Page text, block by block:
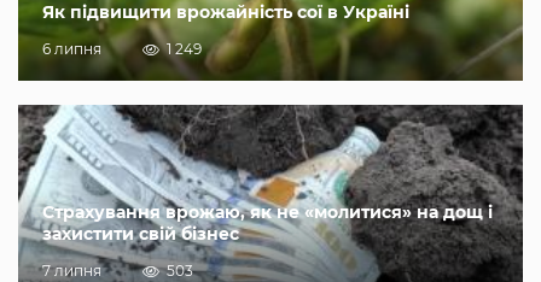
Як підвищити врожайність сої в Україні
6 липня 1 249
Страхування врожаю, як не «молитися» на дощ і
захистити свій бізнес
7 липня 503